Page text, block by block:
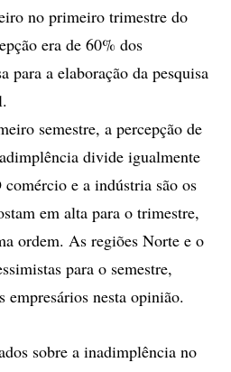
no primeiro trimestre do
era de 60% dos
para a elaboração da pesquisa
semestre, a percepção de
divide igualmente
e a indústria são os
em alta para o trimestre,
ordem. As regiões Norte e o
para o semestre,
empresários nesta opinião.
sobre a inadimplência no